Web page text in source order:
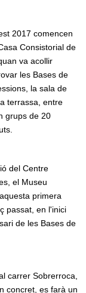
2017 comencen
Consistorial de
va acollir
les Bases de
la sala de
terrassa, entre
grups de 20
del Centre
el Museu
primera
passat, en l'inici
de les Bases de
carrer Sobrerroca,
concret, es farà un